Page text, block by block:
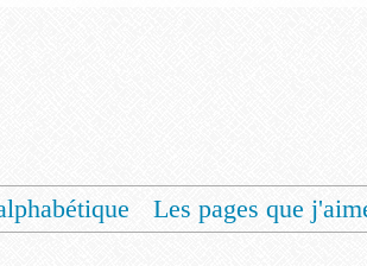
Les pages que